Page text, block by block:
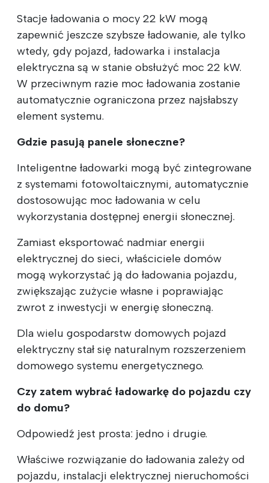
Stacje ładowania o mocy 22 kW mogą
zapewnić jeszcze szybsze ładowanie, ale tylko
wtedy, gdy pojazd, ładowarka i instalacja
elektryczna są w stanie obsłużyć moc 22 kW.
W przeciwnym razie moc ładowania zostanie
automatycznie ograniczona przez najsłabszy
element systemu.
Gdzie pasują panele słoneczne?
Inteligentne ładowarki mogą być zintegrowane
z systemami fotowoltaicznymi, automatycznie
dostosowując moc ładowania w celu
wykorzystania dostępnej energii słonecznej.
Zamiast eksportować nadmiar energii
elektrycznej do sieci, właściciele domów
mogą wykorzystać ją do ładowania pojazdu,
zwiększając zużycie własne i poprawiając
zwrot z inwestycji w energię słoneczną.
Dla wielu gospodarstw domowych pojazd
elektryczny stał się naturalnym rozszerzeniem
domowego systemu energetycznego.
Czy zatem wybrać ładowarkę do pojazdu czy
do domu?
Odpowiedź jest prosta: jedno i drugie.
Właściwe rozwiązanie do ładowania zależy od
pojazdu, instalacji elektrycznej nieruchomości